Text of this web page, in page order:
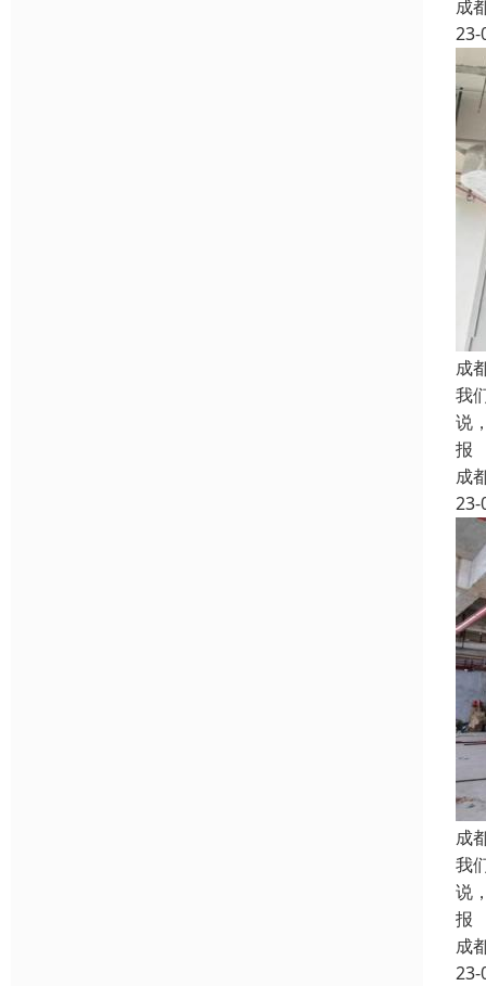
成
23-
成
我
说
报
成
23-
成
我
说
报
成
23-